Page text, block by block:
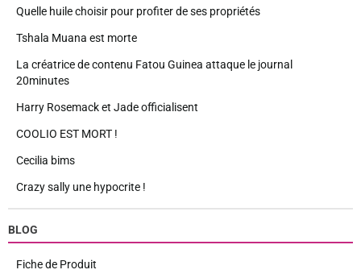
Quelle huile choisir pour profiter de ses propriétés
Tshala Muana est morte
La créatrice de contenu Fatou Guinea attaque le journal
20minutes
Harry Rosemack et Jade officialisent
COOLIO EST MORT !
Cecilia bims
Crazy sally une hypocrite !
BLOG
Fiche de Produit